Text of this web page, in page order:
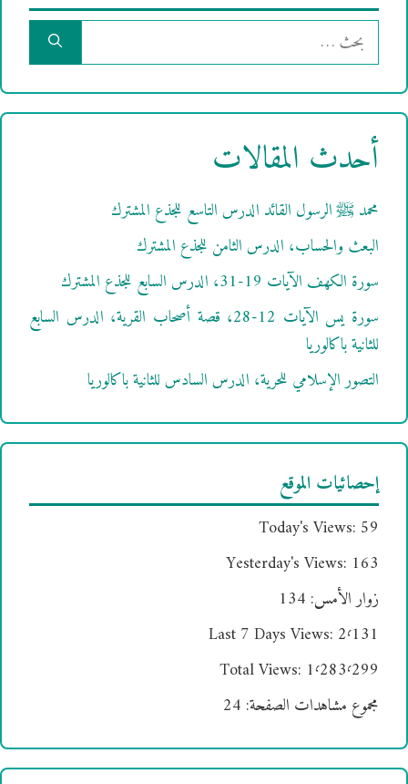
البحث
عن:
أحدث المقالات
محمد ﷺ الرسول القائد الدرس التاسع للجذع المشترك
البعث والحساب، الدرس الثامن للجذع المشترك
سورة الكهف الآيات 19-31، الدرس السابع للجذع المشترك
سورة يس الآيات 12-28، قصة أصحاب القرية، الدرس السابع
للثانية باكالوريا
التصور الإسلامي للحرية، الدرس السادس للثانية باكالوريا
إحصائيات الموقع
Today's Views: 59
Yesterday's Views: 163
زوار الأمس: 134
Last 7 Days Views: 2٬131
Total Views: 1٬283٬299
مجموع مشاهدات الصفحة: 24